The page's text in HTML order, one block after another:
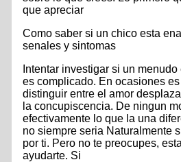
que apreciar
Como saber si un chico esta
senales y sintomas
Intentar investigar si un
es complicado. En ocasiones
distinguir entre el amor
la concupiscencia. De ningun
efectivamente lo que la una
no siempre seri­a Naturalmente
por ti. Pero no te preocupes,
ayudarte. Si